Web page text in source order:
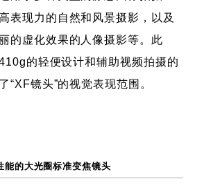
表现力的自然和风景摄影，以及
的虚化效果的人像摄影等。此
的轻便设计和辅助视频拍摄的
“XF镜头”的视觉表现范围。
能的大光圈标准变焦镜头